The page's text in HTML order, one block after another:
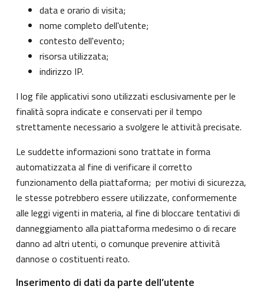
data e orario di visita;
nome completo dell'utente;
contesto dell'evento;
risorsa utilizzata;
indirizzo IP.
I log file applicativi sono utilizzati esclusivamente per le
finalità sopra indicate e conservati per il tempo
strettamente necessario a svolgere le attività precisate.
Le suddette informazioni sono trattate in forma
automatizzata al fine di verificare il corretto
funzionamento della piattaforma; per motivi di sicurezza,
le stesse potrebbero essere utilizzate, conformemente
alle leggi vigenti in materia, al fine di bloccare tentativi di
danneggiamento alla piattaforma medesimo o di recare
danno ad altri utenti, o comunque prevenire attività
dannose o costituenti reato.
Inserimento di dati da parte dell’utente